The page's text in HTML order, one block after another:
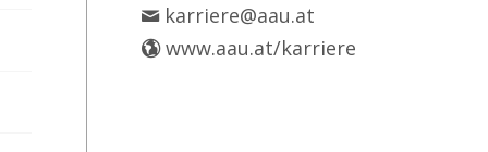
karriere@aau.at
www.aau.at/karriere